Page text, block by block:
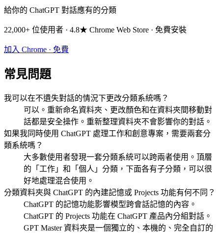
給你的 ChatGPT 對話應有的分類
22,000+ 位使用者 · 4.8★ Chrome Web Store · 免費安裝
加入 Chrome · 免費
常見問題
我可以在不遺失對話的情況下更改分類系統嗎？
可以。重新命名資料夾、更改顏色和在資料夾間移動對
話都是安全操作。重新整理資料夾不會影響你的對話。
如果我同時使用 ChatGPT 處理工作和創意專案，需要兩套分
類系統嗎？
大多數使用者發現一套分類系統可以跨兩者使用。頂層
的「工作」和「個人」分類，下面各有子分類，可以很
好地處理混合使用。
分類資料夾與 ChatGPT 的內建記憶或 Projects 功能有何不同？
ChatGPT 的記憶功能影響模型跨會話記憶的內容。
ChatGPT 的 Projects 功能在 ChatGPT 產品內分組對話。
GPT Master 資料夾是一個獨立的、本機的、完全自訂的